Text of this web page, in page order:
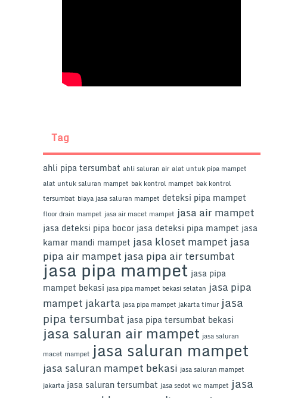
Tag
ahli pipa tersumbat ahli saluran air alat untuk pipa mampet
alat untuk saluran mampet bak kontrol mampet bak kontrol
tersumbat biaya jasa saluran mampet deteksi pipa mampet
floor drain mampet jasa air macet mampet jasa air mampet
jasa deteksi pipa bocor jasa deteksi pipa mampet jasa
kamar mandi mampet jasa kloset mampet jasa
pipa air mampet jasa pipa air tersumbat
jasa pipa mampet jasa pipa
mampet bekasi jasa pipa mampet bekasi selatan jasa pipa
mampet jakarta jasa pipa mampet jakarta timur jasa
pipa tersumbat jasa pipa tersumbat bekasi
jasa saluran air mampet jasa saluran
macet mampet jasa saluran mampet
jasa saluran mampet bekasi jasa saluran mampet
jakarta jasa saluran tersumbat jasa sedot wc mampet jasa